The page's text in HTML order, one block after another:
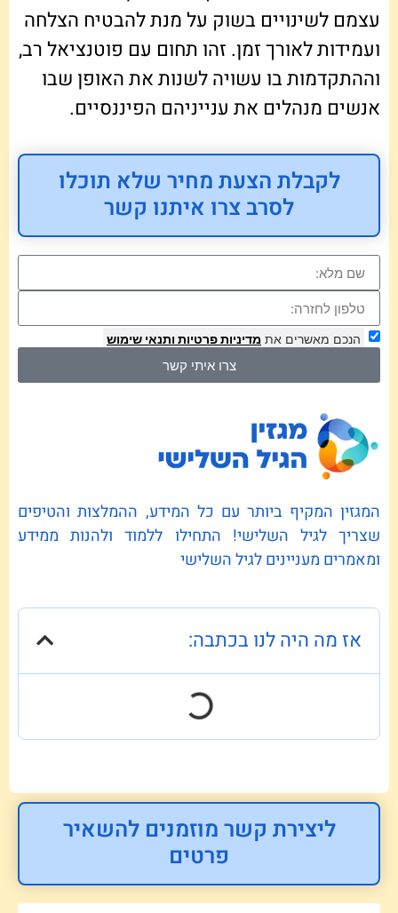
עצמם לשינויים בשוק על מנת להבטיח הצלחה
ועמידות לאורך זמן. זהו תחום עם פוטנציאל רב,
וההתקדמות בו עשויה לשנות את האופן שבו
אנשים מנהלים את ענייניהם הפיננסיים.
לקבלת הצעת מחיר שלא תוכלו
לסרב צרו איתנו קשר
הנכם מאשרים את מדיניות פרטיות ותנאי שימוש
צרו איתי קשר
המגזין המקיף ביותר עם כל המידע, ההמלצות והטיפים
שצריך לגיל השלישי! התחילו ללמוד ולהנות ממידע
ומאמרים מעניינים לגיל השלישי
אז מה היה לנו בכתבה:
ליצירת קשר מוזמנים להשאיר
פרטים